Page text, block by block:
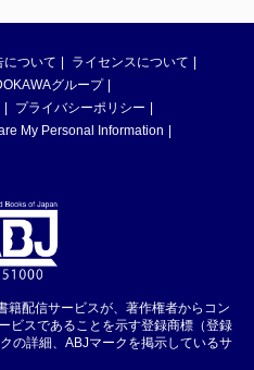
について
ライセンスについて
グループ
プライバシーポリシー
My Personal Information
籍配信サービスが、著作権者からコン
ビスであることを示す登録商標（登録
の詳細、ABJマークを掲示しているサ